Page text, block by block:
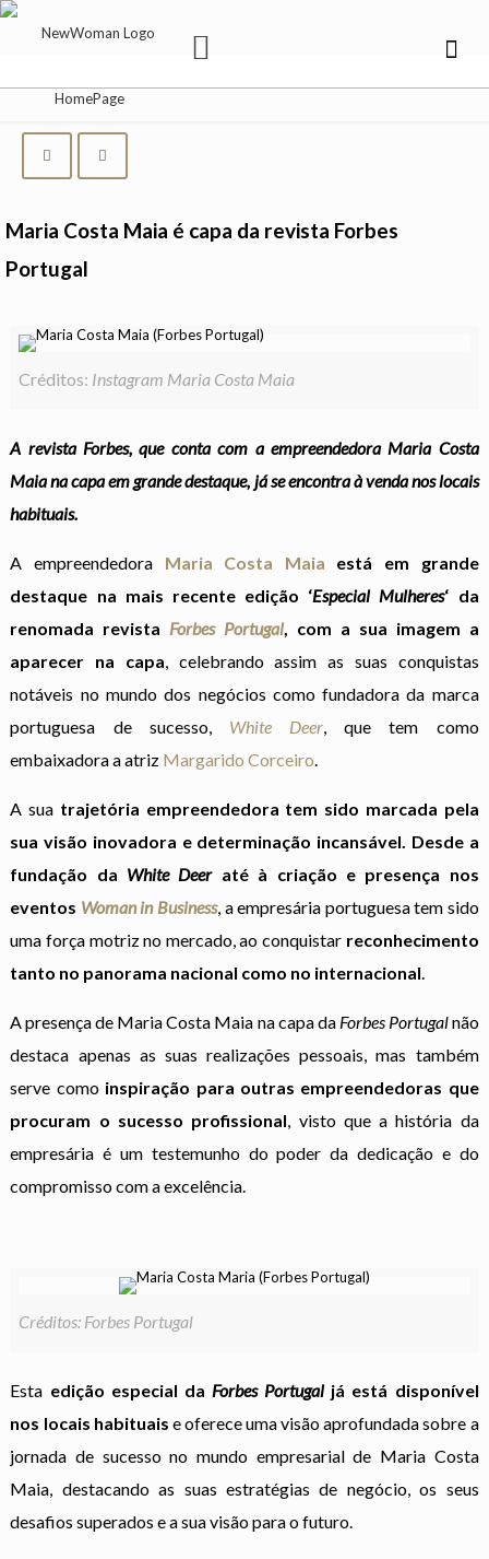
Maria Costa Maia é capa da revista Forbes
Portugal
Créditos: Instagram Maria Costa Maia
A revista Forbes, que conta com a empreendedora Maria Costa
Maia na capa em grande destaque, já se encontra à venda nos locais
habituais.
A empreendedora Maria Costa Maia está em grande
destaque na mais recente edição ‘Especial Mulheres‘ da
renomada revista Forbes Portugal, com a sua imagem a
aparecer na capa, celebrando assim as suas conquistas
notáveis no mundo dos negócios como fundadora da marca
portuguesa de sucesso, White Deer, que tem como
embaixadora a atriz Margarido Corceiro.
A sua trajetória empreendedora tem sido marcada pela
sua visão inovadora e determinação incansável. Desde a
fundação da White Deeraté à criação e presença nos
eventos Woman in Business, a empresária portuguesa tem sido
uma força motriz no mercado, ao conquistar reconhecimento
tanto no panorama nacional como no internacional.
A presença de Maria Costa Maia na capa da Forbes Portugalnão
destaca apenas as suas realizações pessoais, mas também
serve como inspiração para outras empreendedoras que
procuram o sucesso profissional, visto que a história da
empresária é um testemunho do poder da dedicação e do
compromisso com a excelência.
Créditos: Forbes Portugal
Esta edição especial da Forbes Portugaljá está disponível
nos locais habituais e oferece uma visão aprofundada sobre a
jornada de sucesso no mundo empresarial de Maria Costa
Maia, destacando as suas estratégias de negócio, os seus
desafios superados e a sua visão para o futuro.